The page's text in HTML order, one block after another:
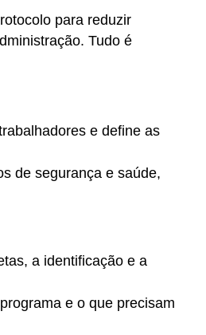
para reduzir
Tudo é
e define as
de segurança e saúde,
a identificação e a
e o que precisam